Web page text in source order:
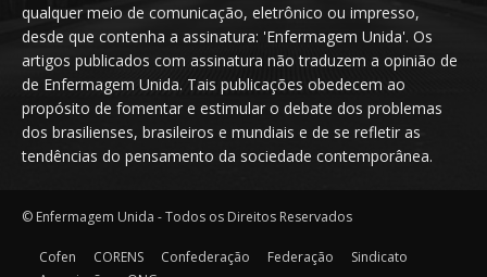
qualquer meio de comunicação, eletrônico ou impresso,
desde que contenha a assinatura: 'Enfermagem Unida'. Os
artigos publicados com assinatura não traduzem a opinião de
de Enfermagem Unida. Tais publicações obedecem ao
propósito de fomentar e estimular o debate dos problemas
dos brasilienses, brasileiros e mundiais e de se refletir as
tendências do pensamento da sociedade contemporânea.
© Enfermagem Unida - Todos os Direitos Reservados
Cofen CORENS Confederação Federação
Sindicato